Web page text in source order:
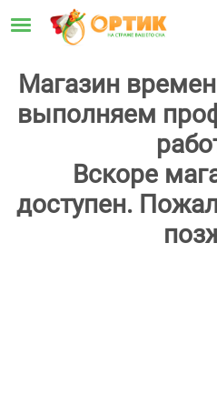
Магазин
выполняем
Вскоре
доступен.